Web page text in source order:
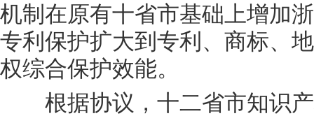
机制在原有十省市基础上增加
专利保护扩大到专利、商标、
权综合保护效能。
根据协议，十二省市知识产